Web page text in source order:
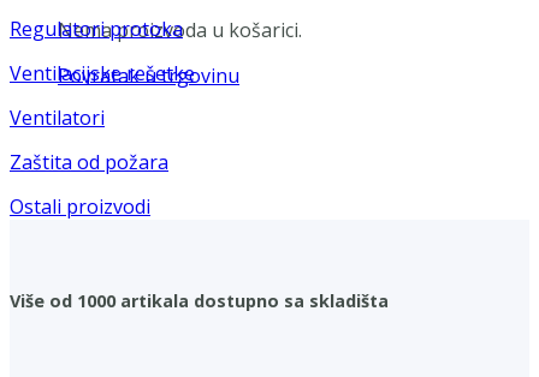
Nema proizvoda u košarici.
Povratak u trgovinu
Regulatori protoka
Ventilacijske rešetke
Ventilatori
Zaštita od požara
Ostali proizvodi
Više od 1000 artikala dostupno sa skladišta